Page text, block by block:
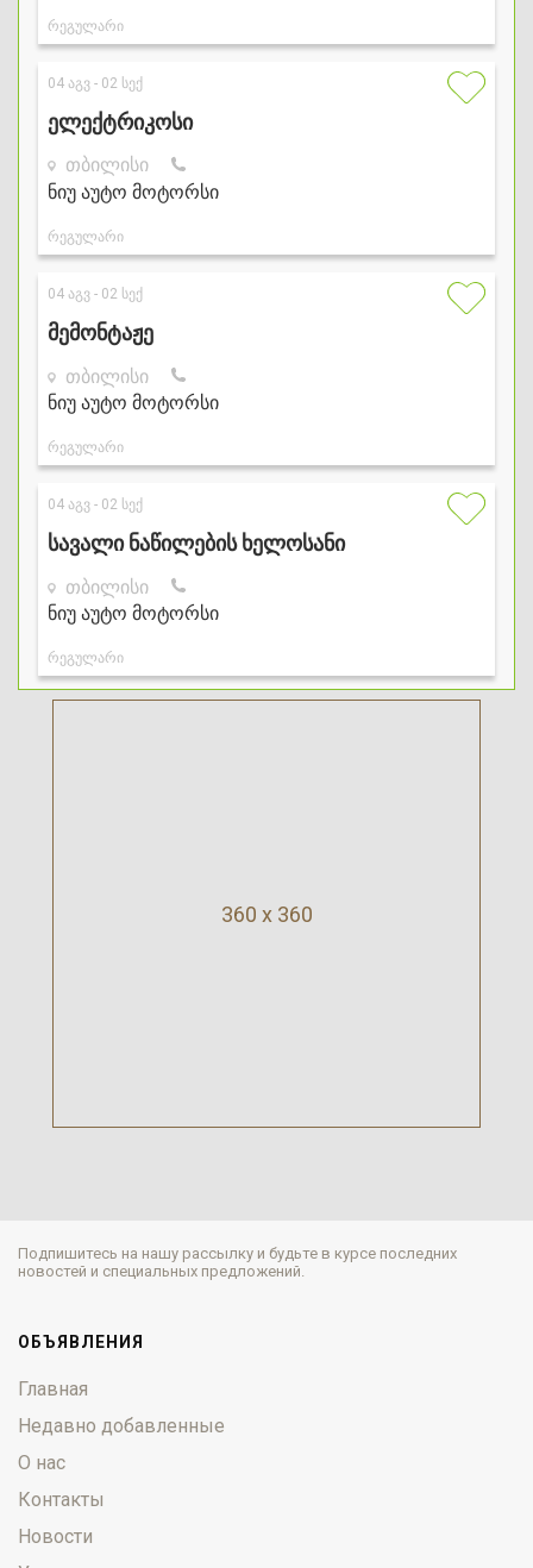
360 x 360
Подпишитесь на нашу рассылку и будьте в курсе последних
новостей и специальных предложений.
ОБЪЯВЛЕНИЯ
Главная
Недавно добавленные
О нас
Контакты
Новости